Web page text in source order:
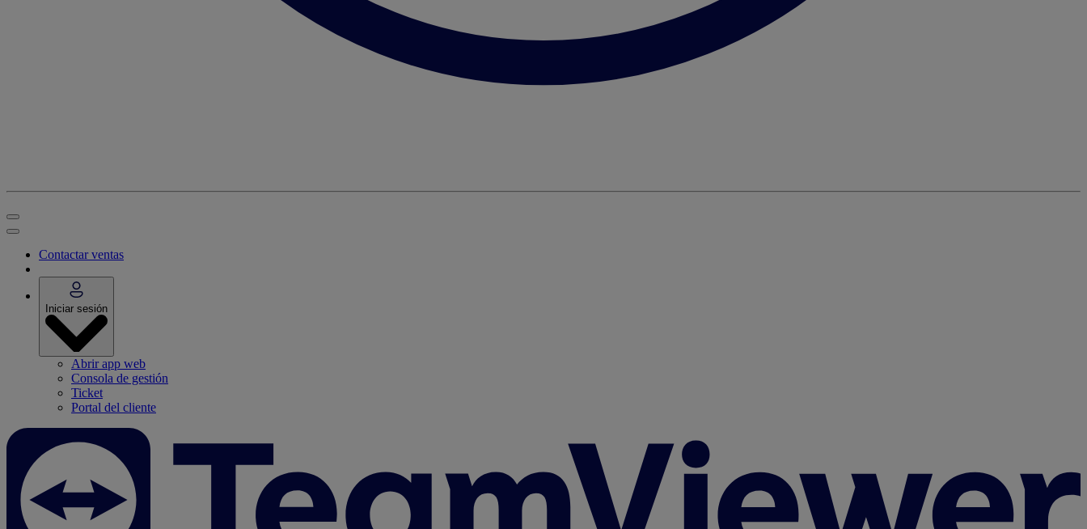
Contactar ventas
Iniciar sesión
Abrir app web
Consola de gestión
Ticket
Portal del cliente